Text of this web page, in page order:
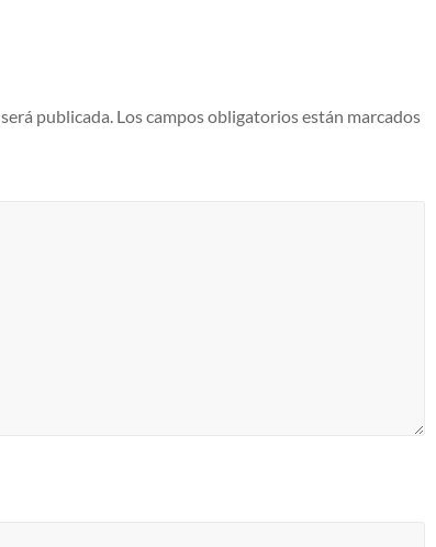
publicada. Los campos obligatorios están marcados